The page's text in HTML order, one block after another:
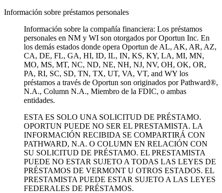
Información sobre préstamos personales
Información sobre la compañía financiera: Los préstamos
personales en NM y WI son otorgados por Oportun Inc. En
los demás estados donde opera Oportun de AL, AK, AR, AZ,
CA, DE, FL, GA, HI, ID, IL, IN, KS, KY, LA, MI, MN,
MO, MS, MT, NC, ND, NE, NH, NJ, NV, OH, OK, OR,
PA, RI, SC, SD, TN, TX, UT, VA, VT, and WY los
préstamos a través de Oportun son originados por Pathward®,
N.A., Column N.A., Miembro de la FDIC, o ambas
entidades.
ESTA ES SOLO UNA SOLICITUD DE PRÉSTAMO.
OPORTUN PUEDE NO SER EL PRESTAMISTA. LA
INFORMACIÓN RECIBIDA SE COMPARTIRÁ CON
PATHWARD, N.A. O COLUMN EN RELACIÓN CON
SU SOLICITUD DE PRÉSTAMO. EL PRESTAMISTA
PUEDE NO ESTAR SUJETO A TODAS LAS LEYES DE
PRÉSTAMOS DE VERMONT U OTROS ESTADOS. EL
PRESTAMISTA PUEDE ESTAR SUJETO A LAS LEYES
FEDERALES DE PRÉSTAMOS.